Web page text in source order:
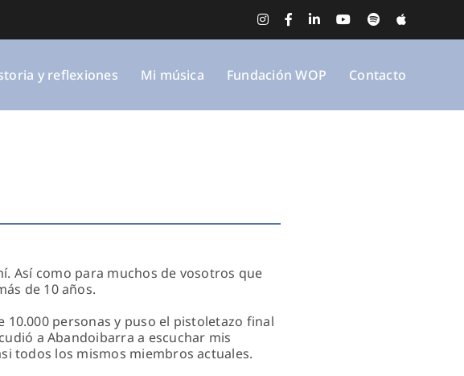
InstagramFacebookLinkedInYouTube
SpotifyApple
y reflexiones Mi música Fundación WOP Contacto
Así como para muchos de vosotros que
de 10 años.
personas y puso el pistoletazo final
a Abandoibarra a escuchar mis
todos los mismos miembros actuales.